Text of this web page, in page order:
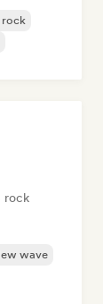
rock
rock
wave